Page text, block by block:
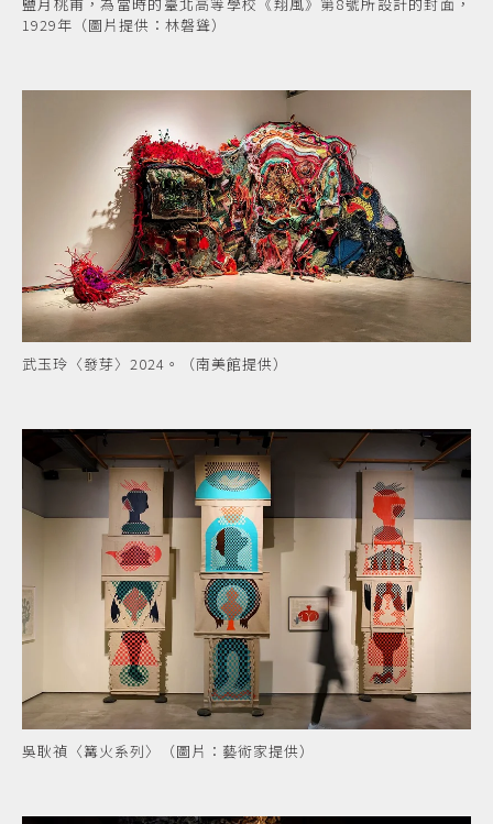
1929年（圖片提供：林磐聳）
武玉玲〈發芽〉2024。（南美館提供）
吳耿禎〈篝火系列〉（圖片：藝術家提供）